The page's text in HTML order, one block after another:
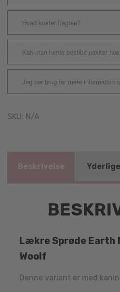
Hvad koster fragten?
Kan man hente bestilte pakker
Jeg har brug for mere information
SKU: N/A
Beskrivelse
Lækre Sprøde Earth
Woolf
Denne variant er med